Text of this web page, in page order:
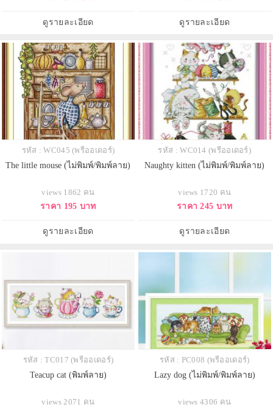
ดูรายละเอียด ดูรายละเอียด
รหัส : WC045 (พรีออเดอร์)
The little mouse (ไม่พิมพ์/พิมพ์ลาย)
views 1862 คน
ราคา 195 บาท
ดูรายละเอียด
รหัส : WC014 (พรีออเดอร์)
Naughty kitten (ไม่พิมพ์/พิมพ์ลาย)
views 1720 คน
ราคา 245 บาท
ดูรายละเอียด
รหัส : TC017 (พรีออเดอร์)
Teacup cat (พิมพ์ลาย)
views 2071 คน
รหัส : PC008 (พรีออเดอร์)
Lazy dog (ไม่พิมพ์/พิมพ์ลาย)
views 4306 คน